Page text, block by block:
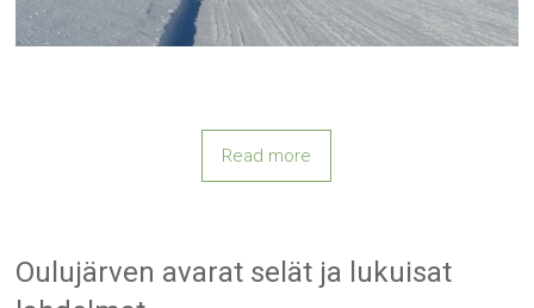
Read more
Oulujärven avarat selät ja lukuisat